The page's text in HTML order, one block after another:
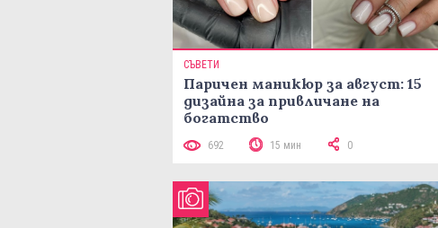
СЪВЕТИ
Паричен маникюр за август: 15
дизайна за привличане на
богатство
692 15 мин 0